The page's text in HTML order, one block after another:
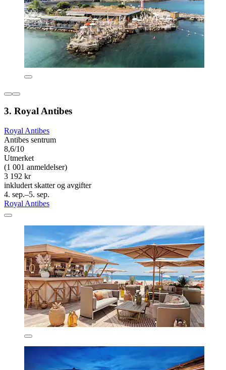
3. Royal Antibes
Royal Antibes
Antibes sentrum
8,6/10
Utmerket
(1 001 anmeldelser)
3 192 kr
inkludert skatter og avgifter
4. sep.–5. sep.
Royal Antibes